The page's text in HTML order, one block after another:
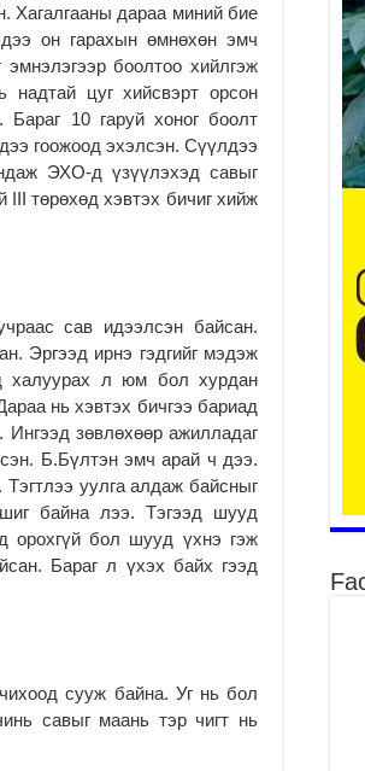
Хагалгааны дараа миний бие
он гарахын өмнөхөн эмч
эмнэлэгээр боолтоо хийлгэж
надтай цуг хийсвэрт орсон
10 гаруй хоног боолт
гоожоод эхэлсэн. Сүүлдээ
ЭХО-д үзүүлэхэд савыг
төрөхөд хэвтэх бичиг хийж
сав идээлсэн байсан.
Эргээд ирнэ гэдгийг мэдэж
халуурах л юм бол хурдан
нь хэвтэх бичгээ бариад
зөвлөхөөр ажилладаг
Б.Бүлтэн эмч арай ч дээ.
уулга алдаж байсныг
байна лээ. Тэгээд шууд
орохгүй бол шууд үхнэ гэж
Бараг л үхэх байх гээд
сууж байна. Уг нь бол
савыг маань тэр чигт нь